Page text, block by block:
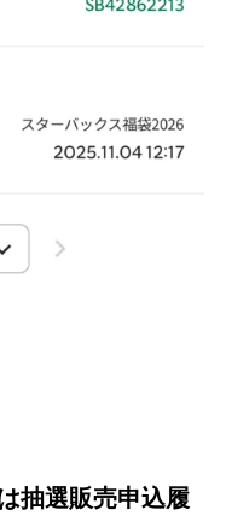
抽選販売申込履